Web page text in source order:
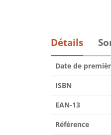
Détails
Date de
ISBN
EAN-13
Référence